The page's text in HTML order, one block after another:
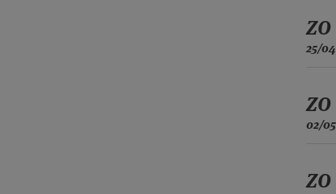
ZO
25/04
ZO
02/05
ZO